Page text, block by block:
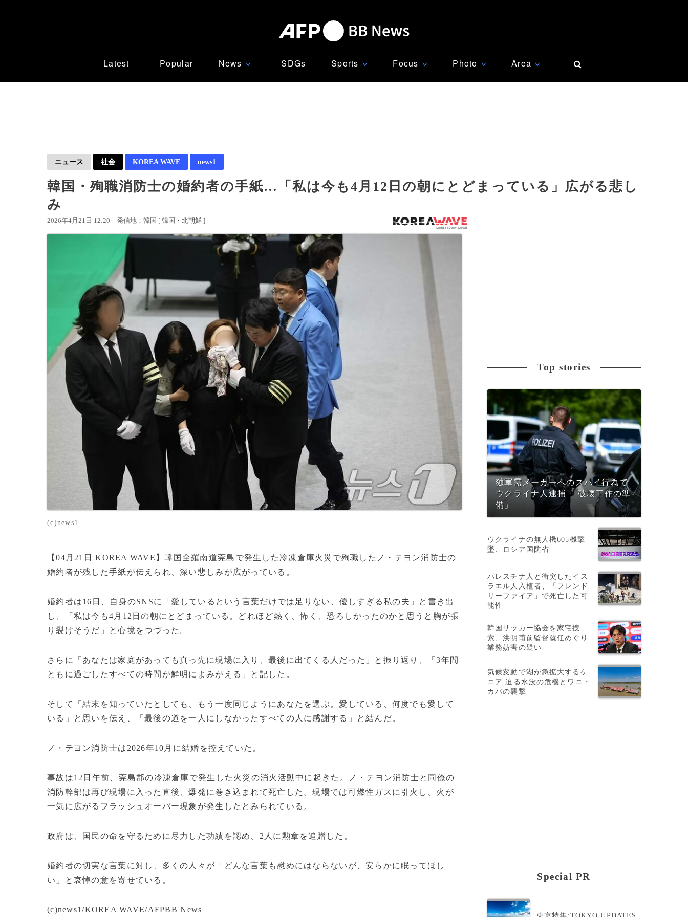
Latest Popular News ∨ SDGs Sports ∨ Focus ∨ Photo ∨ Area ∨
ニュース 社会 KOREA WAVE news1
韓国・殉職消防士の婚約者の手紙…「私は今も4月12日の朝にとどまっている」広がる悲し
み
2026年4月21日 12:20 発信地：韓国 [ 韓国・北朝鮮 ]
(c)news1
【04月21日 KOREA WAVE】韓国全羅南道莞島で発生した冷凍倉庫火災で殉職したノ・テヨン消防士の
婚約者が残した手紙が伝えられ、深い悲しみが広がっている。
婚約者は16日、自身のSNSに「愛しているという言葉だけでは足りない、優しすぎる私の夫」と書き出
し、「私は今も4月12日の朝にとどまっている。どれほど熱く、怖く、恐ろしかったのかと思うと胸が張
り裂けそうだ」と心境をつづった。
さらに「あなたは家庭があっても真っ先に現場に入り、最後に出てくる人だった」と振り返り、「3年間
ともに過ごしたすべての時間が鮮明によみがえる」と記した。
そして「結末を知っていたとしても、もう一度同じようにあなたを選ぶ。愛している、何度でも愛して
いる」と思いを伝え、「最後の道を一人にしなかったすべての人に感謝する」と結んだ。
ノ・テヨン消防士は2026年10月に結婚を控えていた。
事故は12日午前、莞島郡の冷凍倉庫で発生した火災の消火活動中に起きた。ノ・テヨン消防士と同僚の
消防幹部は再び現場に入った直後、爆発に巻き込まれて死亡した。現場では可燃性ガスに引火し、火が
一気に広がるフラッシュオーバー現象が発生したとみられている。
政府は、国民の命を守るために尽力した功績を認め、2人に勲章を追贈した。
婚約者の切実な言葉に対し、多くの人々が「どんな言葉も慰めにはならないが、安らかに眠ってほし
い」と哀悼の意を寄せている。
(c)news1/KOREA WAVE/AFPBB News
Top stories
独軍需メーカーへのスパイ行為で
ウクライナ人逮捕 「破壊工作の準
備」
ウクライナの無人機605機撃
墜、ロシア国防省
パレスチナ人と衝突したイス
ラエル人入植者、「フレンド
リーファイア」で死亡した可
能性
韓国サッカー協会を家宅捜
索、洪明甫前監督就任めぐり
業務妨害の疑い
気候変動で湖が急拡大するケ
ニア 迫る水没の危機とワニ・
カバの襲撃
Special PR
東京特集:TOKYO UPDATES